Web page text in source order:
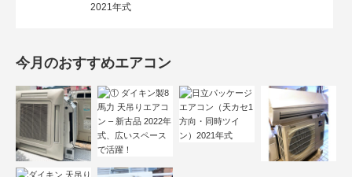
2021年式
今月のおすすめエアコン